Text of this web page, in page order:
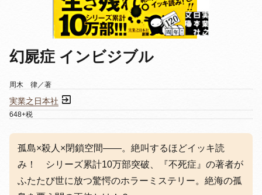
幻屍症 インビジブル
周木 律／著
実業之日本社
648+税
孤島×殺人×閉鎖空間——。絶叫するほどイッキ読
み！ シリーズ累計10万部突破、『不死症』の著者が
ふたたび世に放つ驚愕のホラーミステリー。絶海の孤